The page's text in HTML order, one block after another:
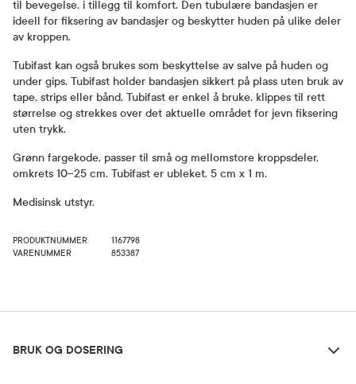
til bevegelse, i tillegg til komfort. Den tubulære bandasjen er
ideell for fiksering av bandasjer og beskytter huden på ulike deler
av kroppen.
Tubifast kan også brukes som beskyttelse av salve på huden og
under gips. Tubifast holder bandasjen sikkert på plass uten bruk av
tape, strips eller bånd. Tubifast er enkel å bruke, klippes til rett
størrelse og strekkes over det aktuelle området for jevn fiksering
uten trykk.
Grønn fargekode, passer til små og mellomstore kroppsdeler,
omkrets 10–25 cm. Tubifast er ubleket. 5 cm x 1 m.
Medisinsk utstyr.
PRODUKTNUMMER
1167798
VARENUMMER
853387
BRUK OG DOSERING